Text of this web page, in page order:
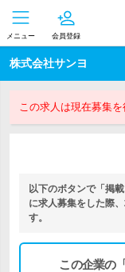
メニュー 会員登録
株式会社サンヨ
この求人は現在募集を
以下のボタンで「掲
に求人募集をした際
す。
この企業の